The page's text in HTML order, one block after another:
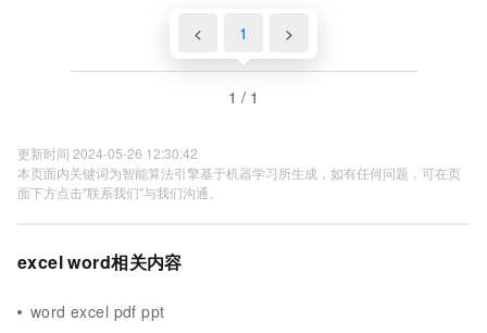
< 1 >
1 / 1
更新时间 2024-05-26 12:30:42
本页面内关键词为智能算法引擎基于机器学习所生成，如有任何问题，可在页
面下方点击"联系我们"与我们沟通。
excel word相关内容
word excel pdf ppt